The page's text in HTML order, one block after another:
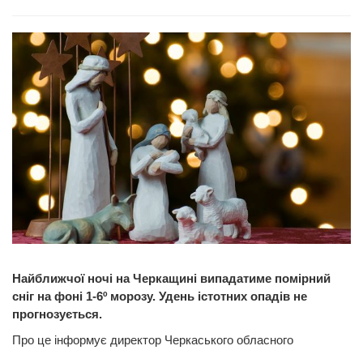
Найближчої ночі на Черкащині випадатиме помірний
сніг на фоні 1-6º морозу. Удень істотних опадів не
прогнозується.
Про це інформує директор Черкаського обласного